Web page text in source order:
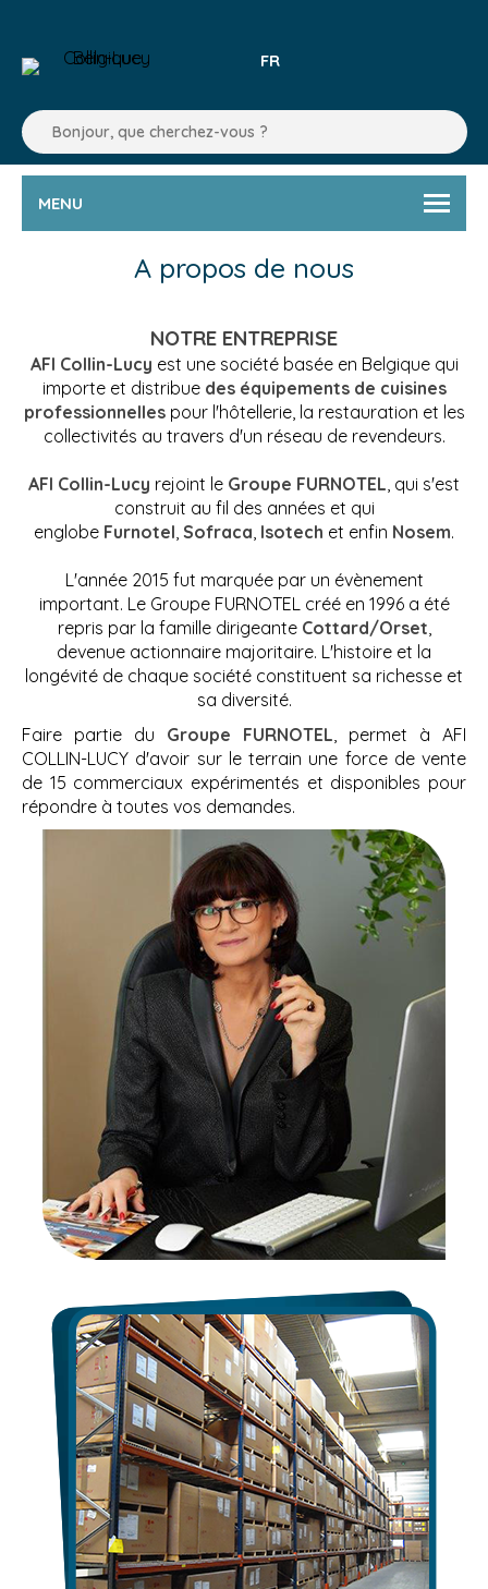
FR
MENU
A propos de nous
NOTRE ENTREPRISE
AFI Collin-Lucy est une société basée en Belgique qui
importe et distribue des équipements de cuisines
professionnellespour l'hôtellerie, la restauration et les
collectivités au travers d'un réseau de revendeurs.
AFI Collin-Lucy rejoint le Groupe FURNOTEL, qui s'est
construit au fil des années et qui
englobe Furnotel, Sofraca, Isotech et enfin Nosem.
L'année 2015 fut marquée par un évènement
important. Le Groupe FURNOTEL créé en 1996 a été
repris par la famille dirigeante Cottard/Orset,
devenue actionnaire majoritaire. L'histoire et la
longévité de chaque société constituent sa richesse et
sa diversité.
Faire partie du Groupe FURNOTEL, permet à AFI
COLLIN-LUCY d'avoir sur le terrain une force de vente
de 15 commerciaux expérimentés et disponibles pour
répondre à toutes vos demandes.